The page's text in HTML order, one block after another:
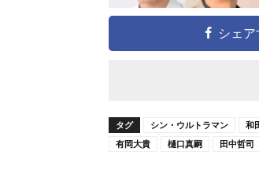
シェア
タグ シン・ウルトラマン 和
有岡大貴
樋口真嗣 田中哲司